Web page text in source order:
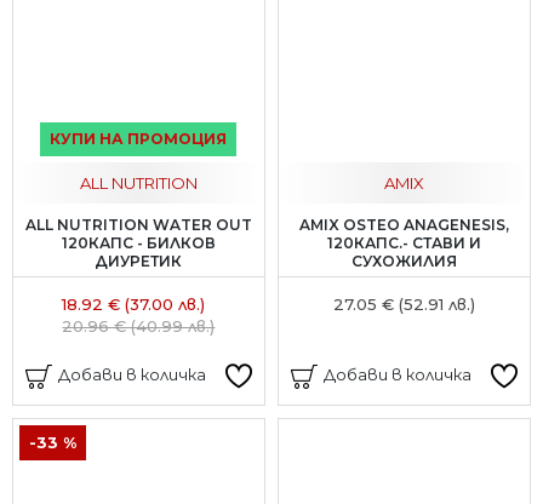
КУПИ НА ПРОМОЦИЯ
ALL NUTRITION
ALL NUTRITION WATER OUT
120КАПС - БИЛКОВ
ДИУРЕТИК
18.92 € (37.00 лв.)
20.96 € (40.99 лв.)
Добави в количка
AMIX
AMIX OSTEO ANAGENESIS,
120КАПС.- СТАВИ И
СУХОЖИЛИЯ
27.05 € (52.91 лв.)
Добави в количка
-33 %